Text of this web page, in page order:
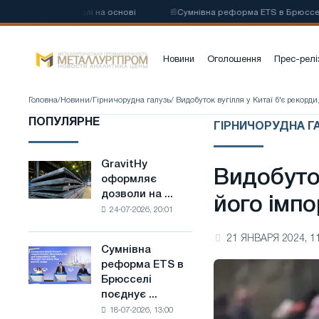
сталі на основі Сумнівна реформа ETS в Брюсселі
Новини Оголошення Прес-
Головна/ Новини/ Гірничорудна галузь/ Видобуток вугілля у Китаї б'є
ПОПУЛЯРНЕ
GravitHy
оформляє
дозволи
з
виробництва
низьковуглецевої
GravitHy
оформляє
дозволи на ...
24-07-2026, 20:01
Сумнівна
реформа
ETS
Сумнівна
реформа ETS в
Брюсселі
поєднує ...
18-07-2026, 13:00
ГІРНИЧОРУДНА
його
21 ЯНВАРЯ 2024,